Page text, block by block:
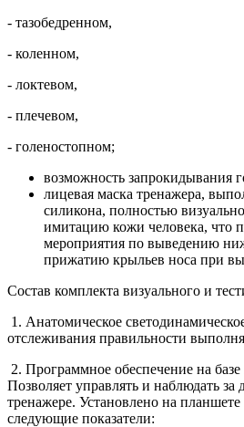
- тазобедренном,
- коленном,
- локтевом,
- плечевом,
- голеностопном;
возможность запрокидывания
лицевая маска тренажера,
силикона, полностью
имитацию кожи человека, что
мероприятия по выведению
прижатию крыльев носа при
Состав комплекта визуального и
1. Анатомическое
отслеживания правильности
2. Программное обеспечение на
Позволяет управлять и наблюдать за
тренажере. Установлено на
следующие показатели: